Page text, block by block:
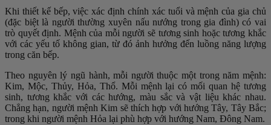
Khi thiết kế bếp, việc xác định chính xác tuổi và mệnh của gia chủ
(đặc biệt là người thường xuyên nấu nướng trong gia đình) có vai
trò quyết định. Mệnh của mỗi người sẽ tương sinh hoặc tương khắc
với các yếu tố không gian, từ đó ảnh hưởng đến luồng năng lượng
trong căn bếp.
Theo nguyên lý ngũ hành, mỗi người thuộc một trong năm mệnh:
Kim, Mộc, Thủy, Hỏa, Thổ. Mỗi mệnh lại có mối quan hệ tương
sinh, tương khắc với các hướng, màu sắc và vật liệu khác nhau.
Chẳng hạn, người mệnh Kim sẽ thích hợp với hướng Tây, Tây Bắc;
trong khi người mệnh Hỏa lại phù hợp với hướng Nam, Đông Nam.